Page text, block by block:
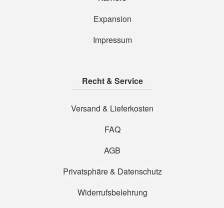
Expansion
Impressum
Recht & Service
Versand & Lieferkosten
FAQ
AGB
Privatsphäre & Datenschutz
Widerrufsbelehrung